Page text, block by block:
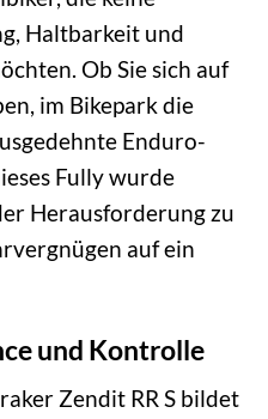
Haltbarkeit und
Ob Sie sich auf
im Bikepark die
Enduro-
Fully wurde
Herausforderung zu
auf ein
und Kontrolle
Zendit RR S bildet